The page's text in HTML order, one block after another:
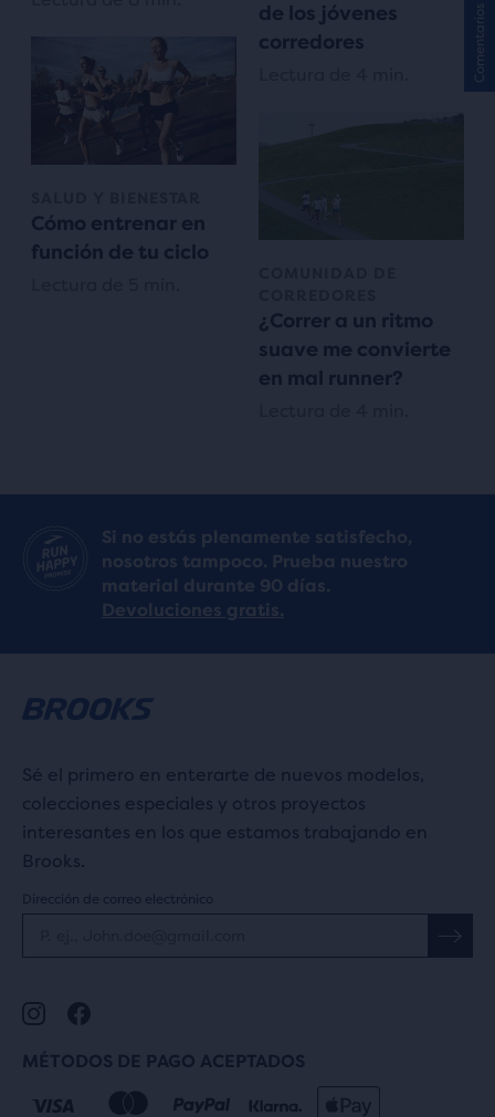
Cómo entrenar en
función de tu ciclo
de los jóvenes
corredores
¿Correr a un ritmo
suave me convierte
en mal runner?
Si no estás plenamente satisfecho,
nosotros tampoco. Prueba nuestro
material durante 90 días.
Devoluciones gratis.
Sé el primero en enterarte de nuevos modelos,
colecciones especiales y otros proyectos
interesantes en los que estamos trabajando en
Brooks.
Dirección de correo electrónico
MÉTODOS DE PAGO ACEPTADOS
Comentarios